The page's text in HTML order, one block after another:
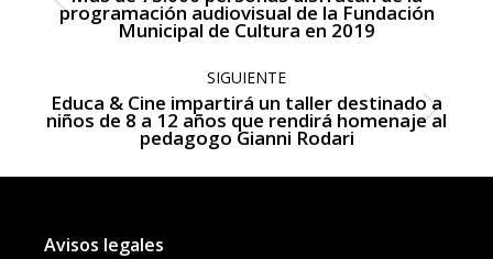
Publicación
anterior:
programación audiovisual de la Fundación
Municipal de Cultura en 2019
SIGUIENTE
Publicación
siguiente:
Educa & Cine impartirá un taller destinado a
niños de 8 a 12 años que rendirá homenaje al
pedagogo Gianni Rodari
Avisos legales